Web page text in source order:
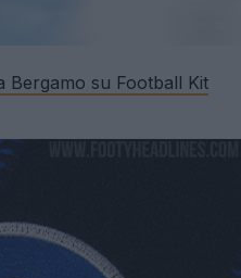
Bergamo su Football Kit